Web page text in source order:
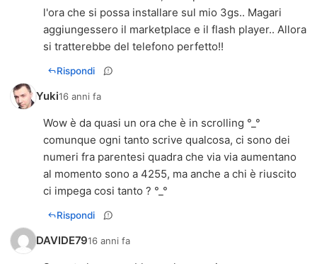
l'ora che si possa installare sul mio 3gs.. Magari
aggiungessero il marketplace e il flash player.. Allora
si tratterebbe del telefono perfetto!!
Rispondi
Yuki16 anni fa
Wow è da quasi un ora che è in scrolling °_°
comunque ogni tanto scrive qualcosa, ci sono dei
numeri fra parentesi quadra che via via aumentano
al momento sono a 4255, ma anche a chi è riuscito
ci impega cosi tanto ? °_°
Rispondi
DAVIDE7916 anni fa